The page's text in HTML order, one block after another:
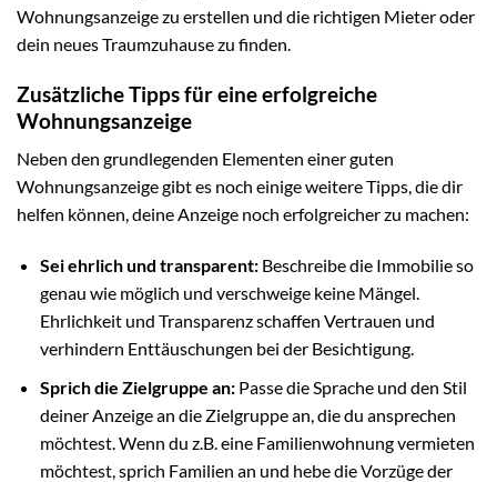
Wohnungsanzeige zu erstellen und die richtigen Mieter oder
dein neues Traumzuhause zu finden.
Zusätzliche Tipps für eine erfolgreiche
Wohnungsanzeige
Neben den grundlegenden Elementen einer guten
Wohnungsanzeige gibt es noch einige weitere Tipps, die dir
helfen können, deine Anzeige noch erfolgreicher zu machen:
Sei ehrlich und transparent:Beschreibe die Immobilie so
genau wie möglich und verschweige keine Mängel.
Ehrlichkeit und Transparenz schaffen Vertrauen und
verhindern Enttäuschungen bei der Besichtigung.
Sprich die Zielgruppe an:Passe die Sprache und den Stil
deiner Anzeige an die Zielgruppe an, die du ansprechen
möchtest. Wenn du z.B. eine Familienwohnung vermieten
möchtest, sprich Familien an und hebe die Vorzüge der